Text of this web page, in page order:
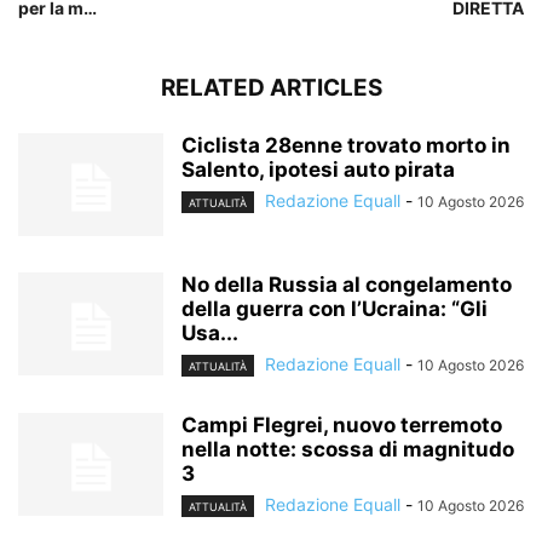
per la m…
DIRETTA
RELATED ARTICLES
Ciclista 28enne trovato morto in
Salento, ipotesi auto pirata
ATTUALITÀ Redazione Equall - 10 Agosto 2026
No della Russia al congelamento
della guerra con l’Ucraina: “Gli
Usa...
ATTUALITÀ Redazione Equall - 10 Agosto 2026
Campi Flegrei, nuovo terremoto
nella notte: scossa di magnitudo
3
ATTUALITÀ Redazione Equall - 10 Agosto 2026